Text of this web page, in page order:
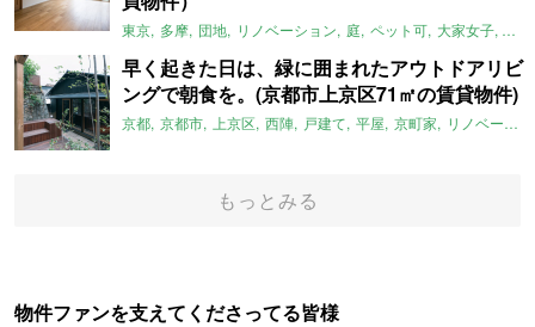
東京 多摩 団地 リノベーション 庭 ペット可 大家女子 団
早く起きた日は、緑に囲まれたアウトドアリビ
ングで朝食を。(京都市上京区71㎡の賃貸物件)
京都 京都市 上京区 西陣 戸建て 平屋 京町家 リノベーション
もっとみる
物件ファンを支えてくださってる皆様